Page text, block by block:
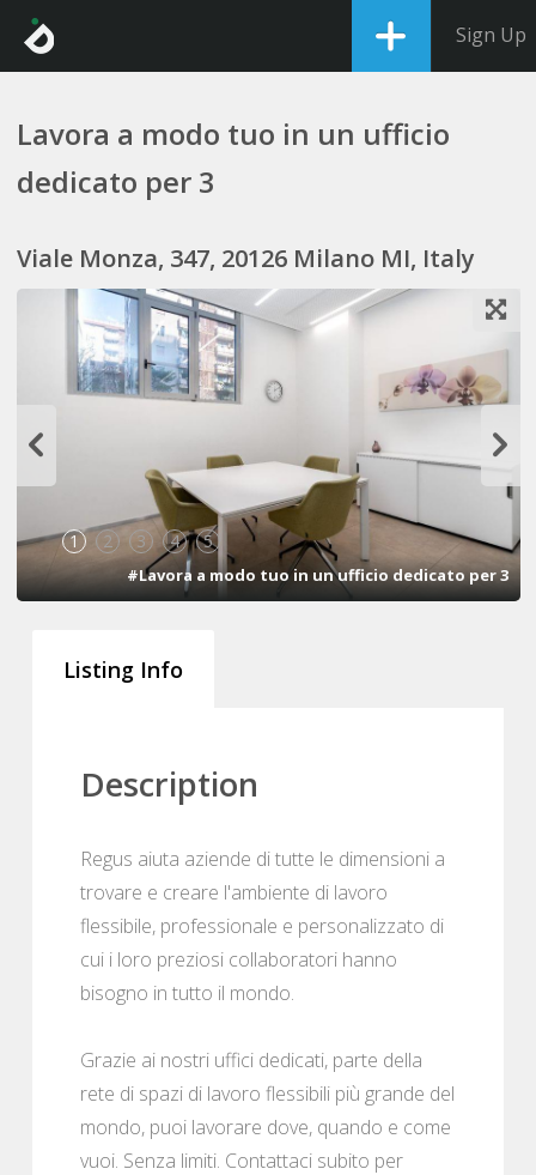
Sign Up
Lavora a modo tuo in un ufficio
dedicato per 3
Viale Monza, 347, 20126 Milano MI, Italy
1 2 3 4 5
#Lavora a modo tuo in un ufficio dedicato per 3
Listing Info
Description
Regus aiuta aziende di tutte le dimensioni a
trovare e creare l'ambiente di lavoro
flessibile, professionale e personalizzato di
cui i loro preziosi collaboratori hanno
bisogno in tutto il mondo.
Grazie ai nostri uffici dedicati, parte della
rete di spazi di lavoro flessibili più grande del
mondo, puoi lavorare dove, quando e come
vuoi. Senza limiti. Contattaci subito per